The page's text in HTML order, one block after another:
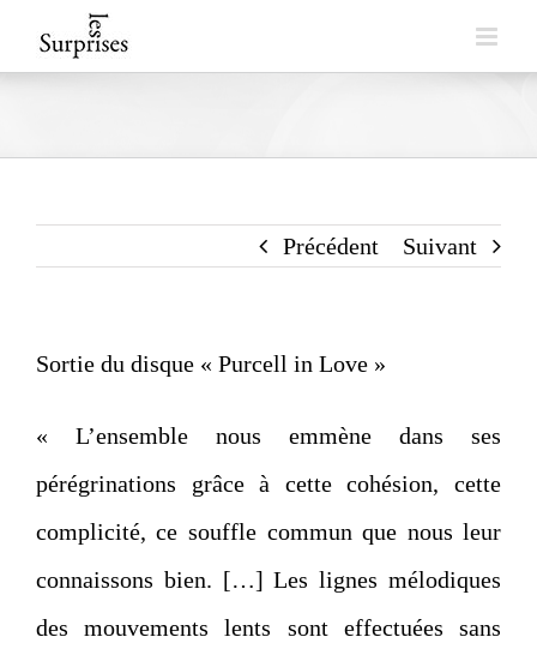
to
Précédent Suivant
Sortie du disque « Purcell in Love »
« L’ensemble nous emmène dans ses
pérégrinations grâce à cette cohésion, cette
complicité, ce souffle commun que nous leur
connaissons bien. […] Les lignes mélodiques
des mouvements lents sont effectuées sans